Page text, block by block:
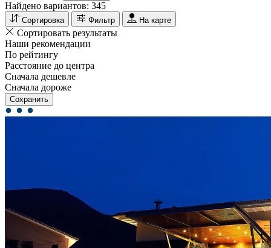
Найдено вариантов: 345
Сортировка Фильтр На карте
Сортировать результаты
Наши рекомендации
По рейтингу
Расстояние до центра
Сначала дешевле
Сначала дороже
Сохранить